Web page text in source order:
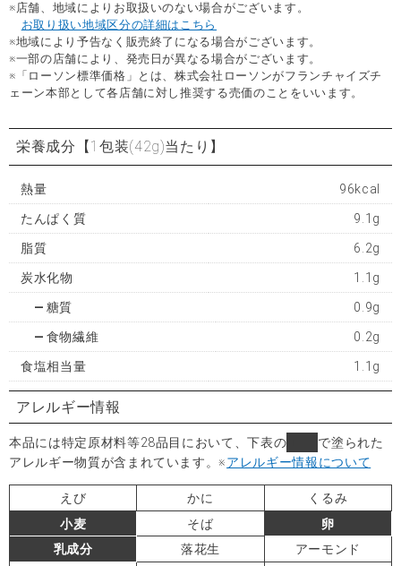
※店舗、地域によりお取扱いのない場合がございます。
お取り扱い地域区分の詳細はこちら
※地域により予告なく販売終了になる場合がございます。
※一部の店舗により、発売日が異なる場合がございます。
※「ローソン標準価格」とは、株式会社ローソンがフランチャイズチ
ェーン本部として各店舗に対し推奨する売価のことをいいます。
栄養成分 【1包装(42g)当たり】
熱量 96kcal
たんぱく質 9.1g
脂質 6.2g
炭水化物 1.1g
糖質 0.9g
食物繊維 0.2g
食塩相当量 1.1g
アレルギー情報
本品には特定原材料等28品目において、下表の
で塗られた
アレルギー物質が含まれています。※アレルギー情報について
えび かに
くるみ
小麦
そば
卵
乳成分
落花生
アーモンド